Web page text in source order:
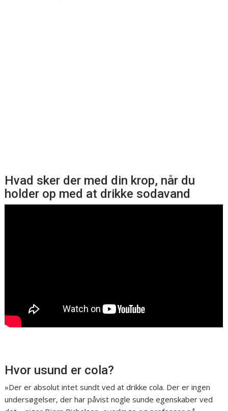
Hvad sker der med din krop, når du
holder op med at drikke sodavand
Hvor usund er cola?
»Der er absolut intet sundt ved at drikke cola. Der er ingen
undersøgelser, der har påvist nogle sunde egenskaber ved